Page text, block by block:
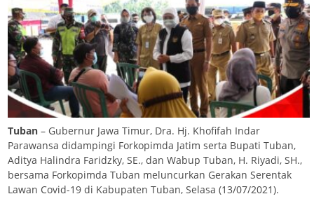
Tuban – Gubernur Jawa Timur, Dra. Hj. Khofifah Indar
Parawansa didampingi Forkopimda Jatim serta Bupati Tuban,
Aditya Halindra Faridzky, SE., dan Wabup Tuban, H. Riyadi, SH.,
bersama Forkopimda Tuban meluncurkan Gerakan Serentak
Lawan Covid-19 di Kabupaten Tuban, Selasa (13/07/2021).